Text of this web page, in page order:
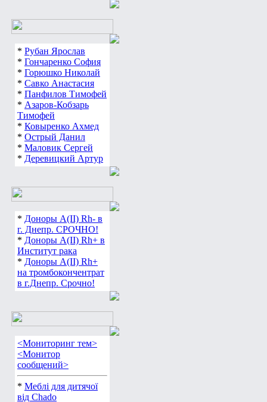
* Рубан Ярослав
* Гончаренко София
* Горюшко Николай
* Савко Анастасия
* Панфилов Тимофей
* Азаров-Кобзарь
Тимофей
* Ковыренко Ахмед
* Острый Данил
* Маловик Сергей
* Деревицкий Артур
* Доноры А(ІІ) Rh- в
г. Днепр. СРОЧНО!
* Доноры А(ІІ) Rh+ в
Институт рака
* Доноры А(ІІ) Rh+
на тромбокончентрат
в г.Днепр. Срочно!
<Мониторинг тем>
<Монитор
сообщений>
* Меблі для дитячої
від Chado